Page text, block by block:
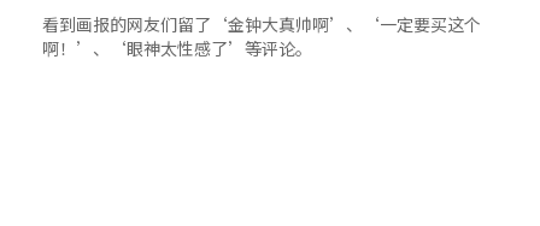
看到画报的网友们留了‘金钟大真帅啊’、‘一定要买这个
啊！’、‘眼神太性感了’等评论。